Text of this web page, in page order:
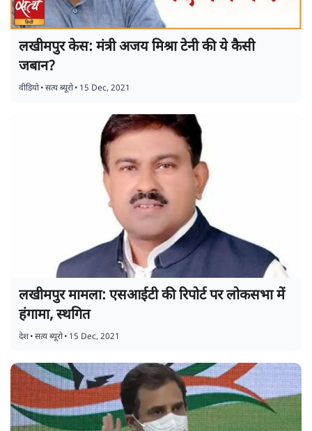
लखीमपुर केस: मंत्री अजय मिश्रा टेनी की ये कैसी
जबान?
वीडियो•सत्य ब्यूरो• 15 Dec, 2021
लखीमपुर मामला: एसआईटी की रिपोर्ट पर लोकसभा में
हंगामा, स्थगित
देश•सत्य ब्यूरो• 15 Dec, 2021